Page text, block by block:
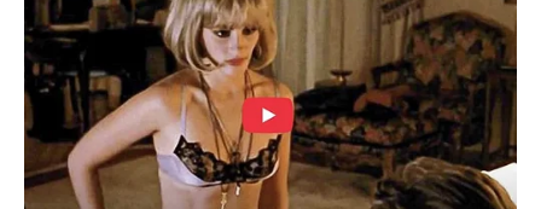
Ia merupakan SONE yang meruapkan sebutan untuk
penggemar
SNSD.
Dekat dengan Kim Hyunhee, mantan kontestanMy Teenage
Girl.
Zodiak Chinanya adalah anjing.